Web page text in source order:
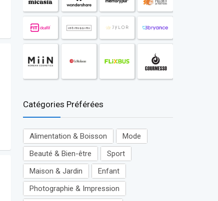
Catégories Préférées
Alimentation & Boisson
Mode
Beauté & Bien-être
Sport
Maison & Jardin
Enfant
Photographie & Impression